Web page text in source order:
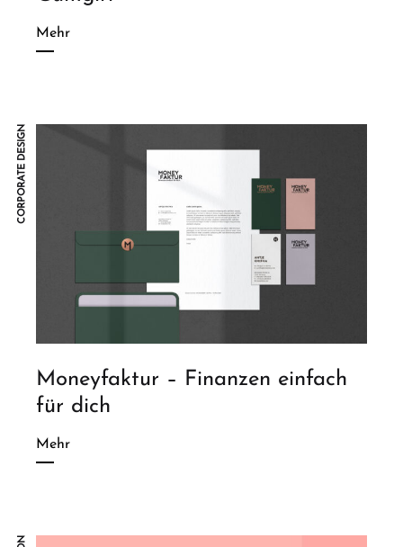
Mehr
CORPORATE DESIGN
Moneyfaktur – Finanzen einfach
für dich
Mehr